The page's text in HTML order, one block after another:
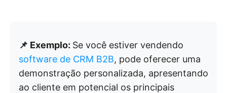
📌 Exemplo: Se você estiver vendendo
software de CRM B2B, pode oferecer uma
demonstração personalizada, apresentando
ao cliente em potencial os principais